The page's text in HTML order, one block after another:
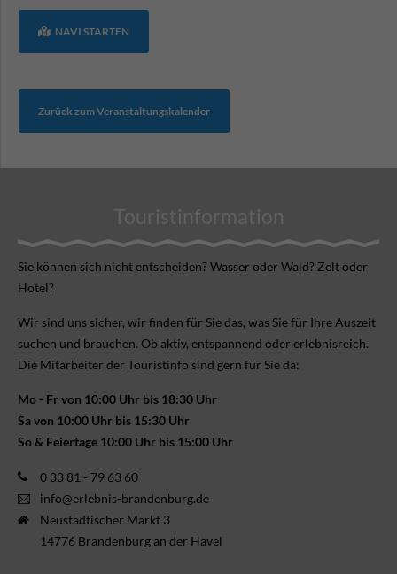
NAVI STARTEN
Zurück zum Veranstaltungskalender
Touristinformation
Sie können sich nicht ent­scheiden? Wasser oder Wald? Zelt oder
Hotel?
Wir sind uns sicher, wir finden für Sie das, was Sie für Ihre Aus­zeit
suchen und brauchen. Ob aktiv, ent­spannend oder erlebnis­reich.
Die Mitarbeiter der Touristinfo sind gern für Sie da:
Mo - Fr von 10:00 Uhr bis 18:30 Uhr
Sa von 10:00 Uhr bis 15:30 Uhr
So & Feiertage 10:00 Uhr bis 15:00 Uhr
0 33 81 - 79 63 60
info@erlebnis-brandenburg.de
Neustädtischer Markt 3
14776 Brandenburg an der Havel